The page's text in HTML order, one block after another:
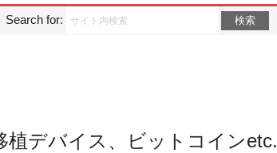
Search for:
植デバイス、ビットコインetc.